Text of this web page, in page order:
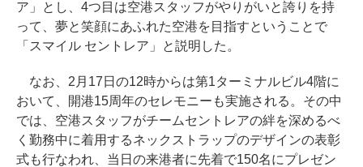
ア」とし、4つ目は空港スタッフがやりがいと誇りを持
って、夢と笑顔にあふれた空港を目指すということで
「スマイル セントレア」と説明した。
なお、2月17日の12時からは第1ターミナルビル4階に
おいて、開港15周年のセレモニーも実施される。その中
では、空港スタッフがチームセントレアの絆を深めるべ
く勤務中に着用するネックストラップのデザインの表彰
式も行なわれ、当日の来港者に先着で150名にプレゼン